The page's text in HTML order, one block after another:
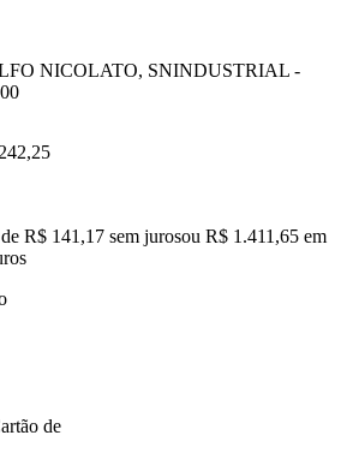
NICOLATO, SNINDUSTRIAL -
,25
R$ 141,17 sem jurosou R$ 1.411,65 em
de